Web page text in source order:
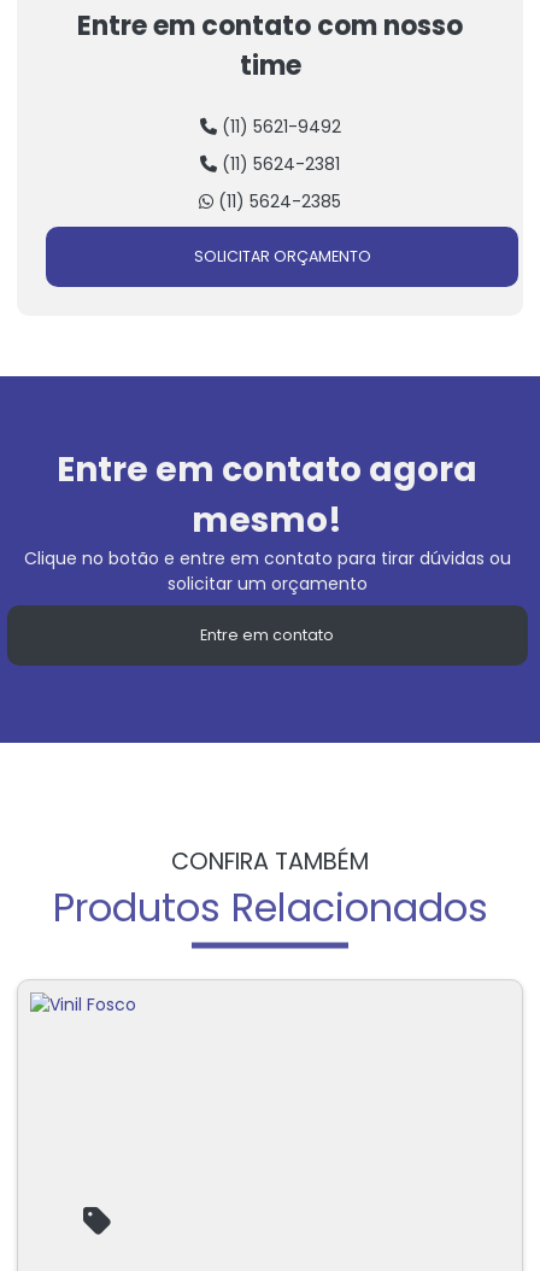
Entre em contato com nosso
time
(11) 5621-9492
(11) 5624-2381
(11) 5624-2385
SOLICITAR ORÇAMENTO
Entre em contato agora
mesmo!
Clique no botão e entre em contato para tirar dúvidas ou
solicitar um orçamento
Entre em contato
CONFIRA TAMBÉM
Produtos Relacionados